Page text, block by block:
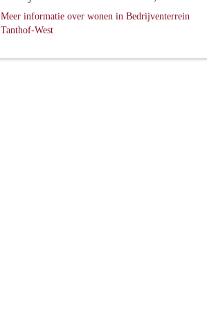
Meer informatie over wonen in Bedrijventerrein
Tanthof-West